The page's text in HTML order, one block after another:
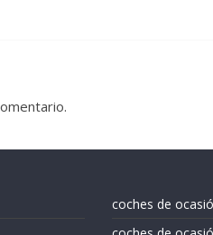
coches de